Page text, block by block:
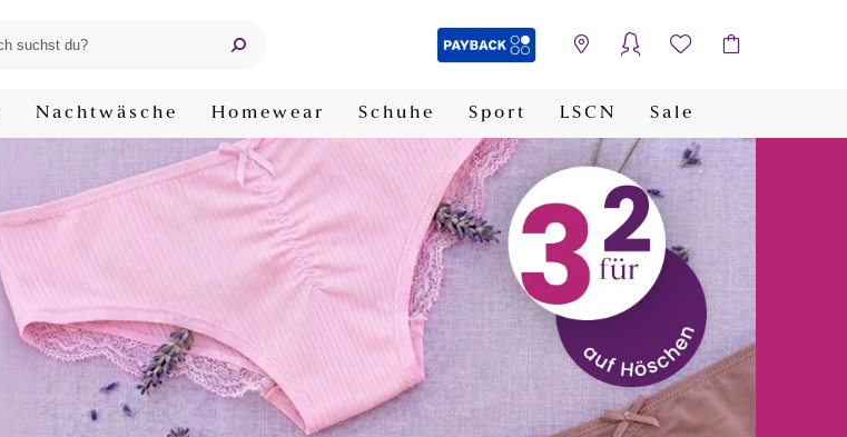
PAYBACK
Nachtwäsche Homewear Schuhe Sport LSCN Sale